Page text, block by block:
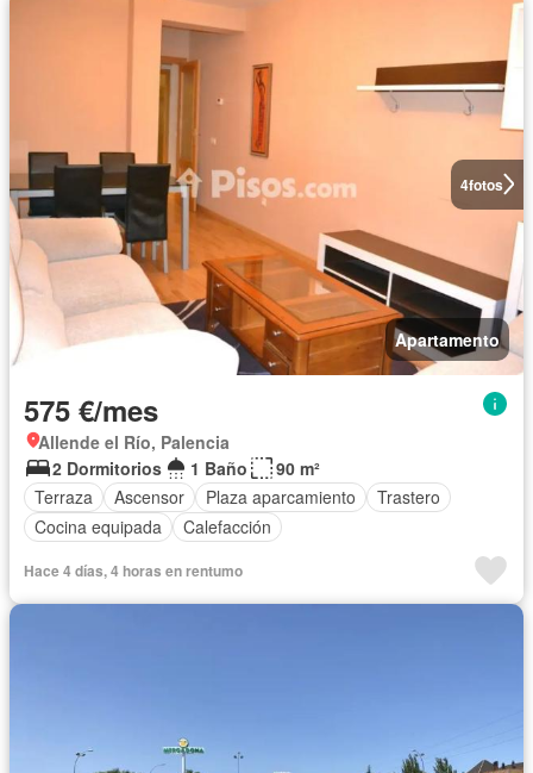
4fotos
Apartamento
575 €/mes
Allende el Río, Palencia
2 Dormitorios
1 Baño
90 m²
Terraza
Ascensor Plaza aparcamiento
Trastero
Cocina equipada
Calefacción
Hace 4 días, 4 horas en rentumo